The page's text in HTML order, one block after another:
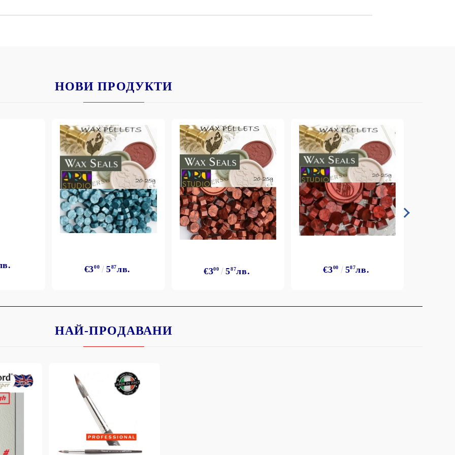
Комплекти и помощни материали за текстил
LOVE
ПЕЧАТИ И
ЗА ВОСЪК И ЦВЕТНИ
КАРТИЧКИ, ПЛИКОВЕ
картички
Перлени , Металик , Брокат картони и
хартии
Цветни и крафт картони / хартии
Креативни и ръчни картони и хартии
Креп, тишу, деко велпапе и др.
Цветен и фигурален паус
Ембосинг пудри
Шаблони за релеф и оцветяване с
мастила
Инструменти за релеф
Папки за релеф и ембос плочи
НОВИ ПРОДУКТИ
€300 587лв. €300 587лв. €300 587лв.
НАЙ-ПРОДАВАНИ